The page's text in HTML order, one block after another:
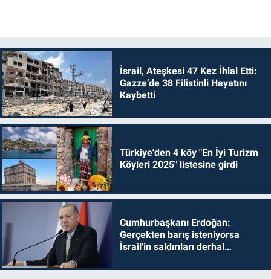
İsrail, Ateşkesi 47 Kez İhlal Etti:
Gazze’de 38 Filistinli Hayatını
Kaybetti
Türkiye'den 4 köy "En İyi Turizm
Köyleri 2025" listesine girdi
Cumhurbaşkanı Erdoğan:
Gerçekten barış isteniyorsa
İsrail'in saldırıları derhal